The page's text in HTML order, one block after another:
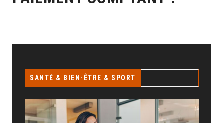
SANTÉ & BIEN-ÊTRE & SPORT